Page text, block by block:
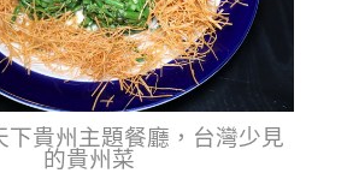
下貴州主題餐廳，台灣少見
的貴州菜